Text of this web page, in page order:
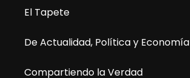
El Tapete
De Actualidad, Política y Economía
Compartiendo la Verdad